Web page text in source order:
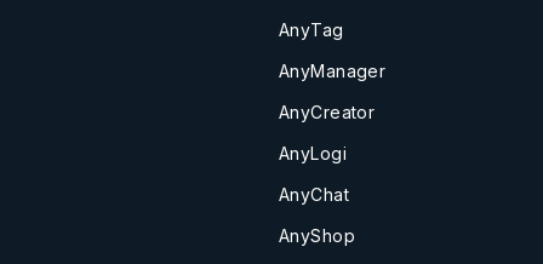
AnyTag
AnyManager
AnyCreator
AnyLogi
AnyChat
AnyShop